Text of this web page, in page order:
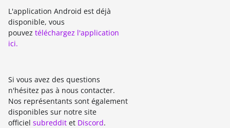
L'application Android est déjà
disponible, vous
pouvez téléchargez l'application
ici.
Si vous avez des questions
n'hésitez pas à nous contacter.
Nos représentants sont également
disponibles sur notre site
officiel subreddit et Discord.